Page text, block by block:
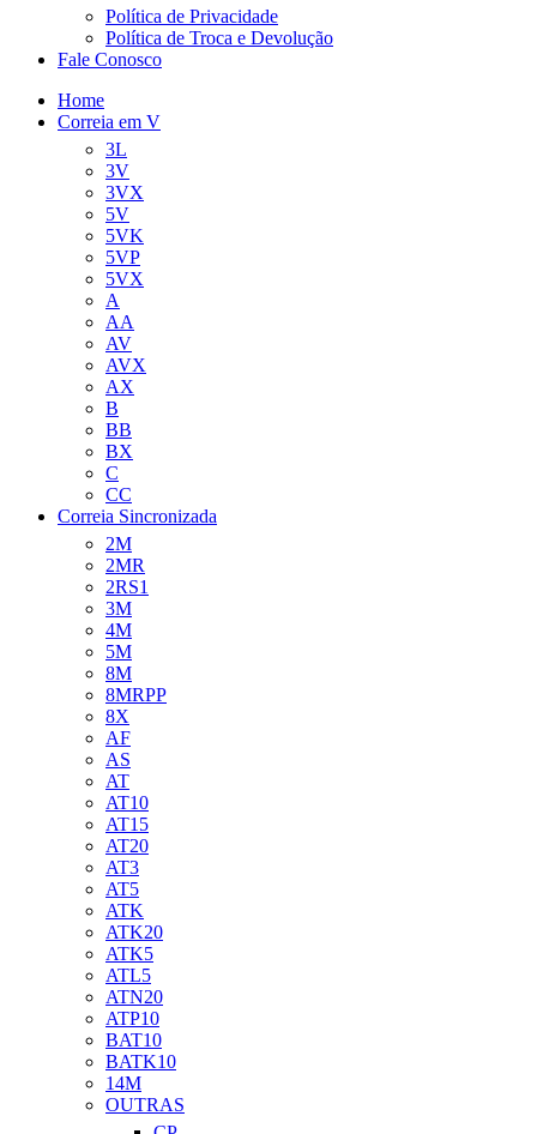
Política de Privacidade
Política de Troca e Devolução
Fale Conosco
Home
Correia em V
3L
3V
3VX
5V
5VK
5VP
5VX
A
AA
AV
AVX
AX
B
BB
BX
C
CC
Correia Sincronizada
2M
2MR
2RS1
3M
4M
5M
8M
8MRPP
8X
AF
AS
AT
AT10
AT15
AT20
AT3
AT5
ATK
ATK20
ATK5
ATL5
ATN20
ATP10
BAT10
BATK10
14M
OUTRAS